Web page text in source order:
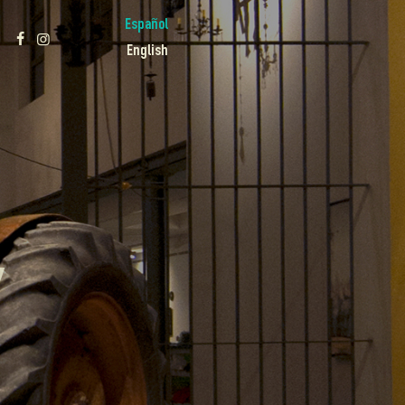
Español
English